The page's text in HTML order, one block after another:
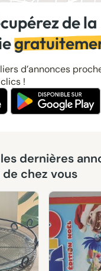
de la
d’annonces
!
chez vous